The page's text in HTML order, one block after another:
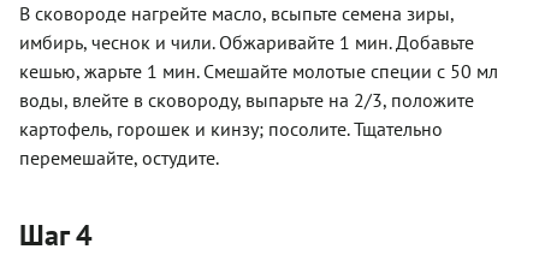
В сковороде нагрейте­ масло, всыпьте семена зиры,
имбирь, чеснок и чили. Обжаривайте 1 мин. Добавьте
кешью, жарьте 1 мин. Смешайте молотые специи с 50 мл
воды, влейте в сковороду, выпарьте на 2/3, положите
картофель, горошек и кинзу; посолите. Тщательно
перемешайте, остудите.
Шаг 4